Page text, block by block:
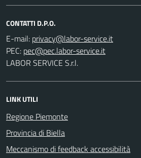
CONTATTI D.P.O.
E-mail:
PEC:
LABOR SERVICE S.r.l.
LINK UTILI
Regione Piemonte
Provincia di Biella
Meccanismo di feedback accessibilità